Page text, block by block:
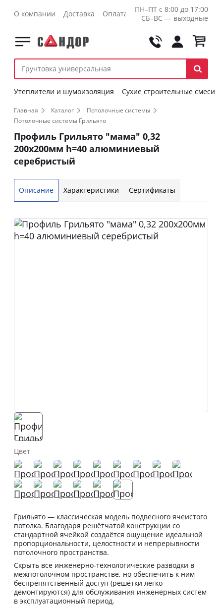
О компании Доставка Оплата Контакты Оптовикам
ПН–ПТ с 8:00 до 17:00
СБ–ВС — выходные
Утеплители и шумоизоляция Сухие строительные смеси
Главная Каталог
Потолочные системы
Потолочные системы Грильято
Профиль Грильято "мама" 0,32
200х200мм h=40 алюминиевый
серебристый
Описание Характеристики Сертификаты
Цвет
Грильято — классическая модель подвесного ячеистого
потолка. Благодаря решётчатой конструкции со
стандартной ячейкой создаётся ощущение идеальной
пропорциональности, целостности и непрерывности
потолочного пространства.
Скрыть все инженерно-технологические разводки в
межпотолочном пространстве, но обеспечить к ним
беспрепятственный доступ (решётки легко
демонтируются) для обслуживания инженерных систем
в эксплуатационный период.